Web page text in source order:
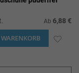
Ab 6,88 €
ZUR